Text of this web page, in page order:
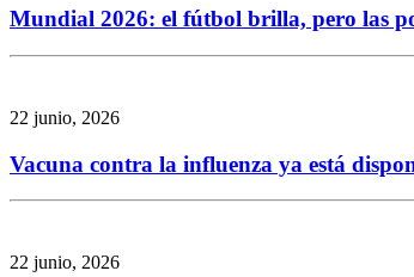
Mundial 2026: el fútbol brilla, pero las
22 junio, 2026
Vacuna contra la influenza ya está
22 junio, 2026